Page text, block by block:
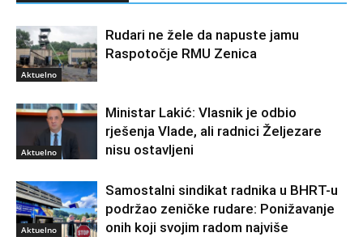
Aktuelno
Rudari ne žele da napuste jamu
Raspotočje RMU Zenica
Aktuelno
Ministar Lakić: Vlasnik je odbio
rješenja Vlade, ali radnici Željezare
nisu ostavljeni
Aktuelno
Samostalni sindikat radnika u BHRT-u
podržao zeničke rudare: Ponižavanje
onih koji svojim radom najviše